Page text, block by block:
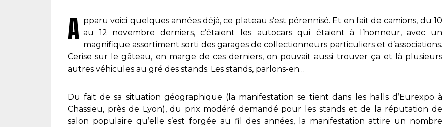
A pparu voici quelques années déjà, ce plateau s’est pérennisé. Et en fait de camions, du 10
au 12 novembre derniers, c’étaient les autocars qui étaient à l’honneur, avec un
magnifique assortiment sorti des garages de collectionneurs particuliers et d’associations.
Cerise sur le gâteau, en marge de ces derniers, on pouvait aussi trouver ça et là plusieurs
autres véhicules au gré des stands. Les stands, parlons-en…
Du fait de sa situation géographique (la manifestation se tient dans les halls d’Eurexpo à
Chassieu, près de Lyon), du prix modéré demandé pour les stands et de la réputation de
salon populaire qu’elle s’est forgée au fil des années, la manifestation attire un nombre